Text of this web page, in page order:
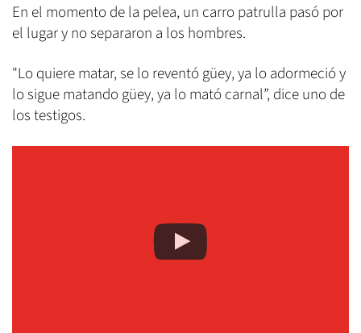
En el momento de la pelea, un carro patrulla pasó por
el lugar y no separaron a los hombres.
"Lo quiere matar, se lo reventó güey, ya lo adormeció y
lo sigue matando güey, ya lo mató carnal”, dice uno de
los testigos.